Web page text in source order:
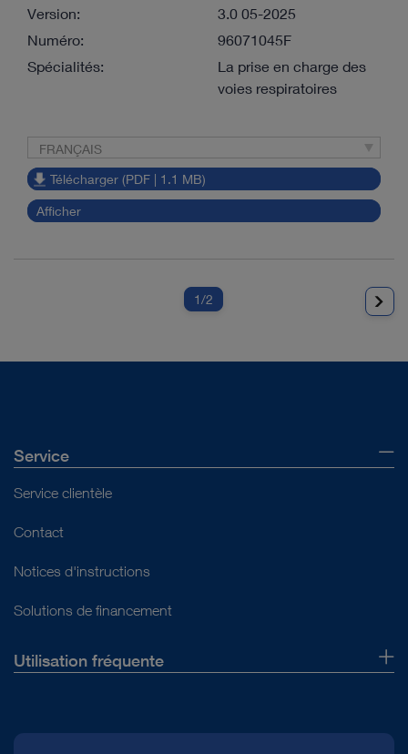
Version:
3.0 05-2025
Numéro:
96071045F
Spécialités:
La prise en charge des
voies respiratoires
FRANÇAIS
Télécharger (PDF | 1.1 MB)
Afficher
1/2
Service
Service clientèle
Contact
Notices d'instructions
Solutions de financement
Utilisation fréquente